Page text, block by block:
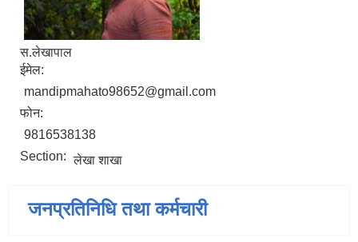
स.लेखापाल
ईमेल:
mandipmahato98652@gmail.com
फोन:
9816538138
Section: लेखा शाखा
जनप्रतिनिधि तथा कर्मचारी